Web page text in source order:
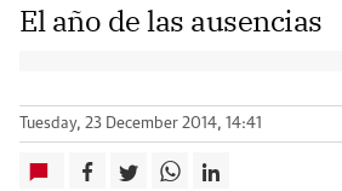
El año de las ausencias
Tuesday, 23 December 2014, 14:41